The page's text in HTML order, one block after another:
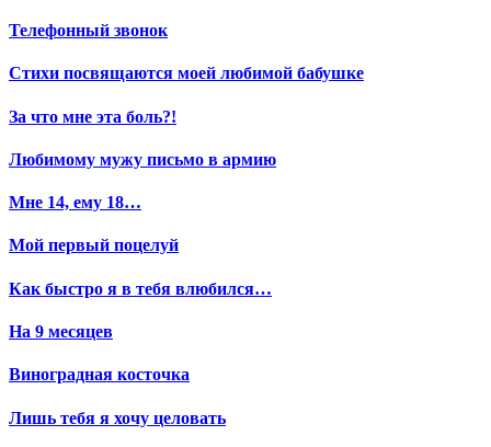
Телефонный звонок
Стихи посвящаются моей любимой бабушке
За что мне эта боль?!
Любимому мужу письмо в армию
Мне 14, ему 18…
Мой первый поцелуй
Как быстро я в тебя влюбился…
На 9 месяцев
Виноградная косточка
Лишь тебя я хочу целовать